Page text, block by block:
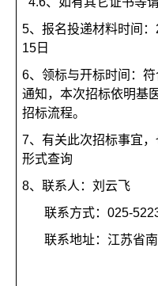
5、 报名投递材料时间
15日
6、 领标与开标时间：
通知，本次招标依明基
招标流程。
7、 有关此次招标事宜
形式查询
8、 联系人：刘云飞
联系方式：025-
联系地址：江苏省